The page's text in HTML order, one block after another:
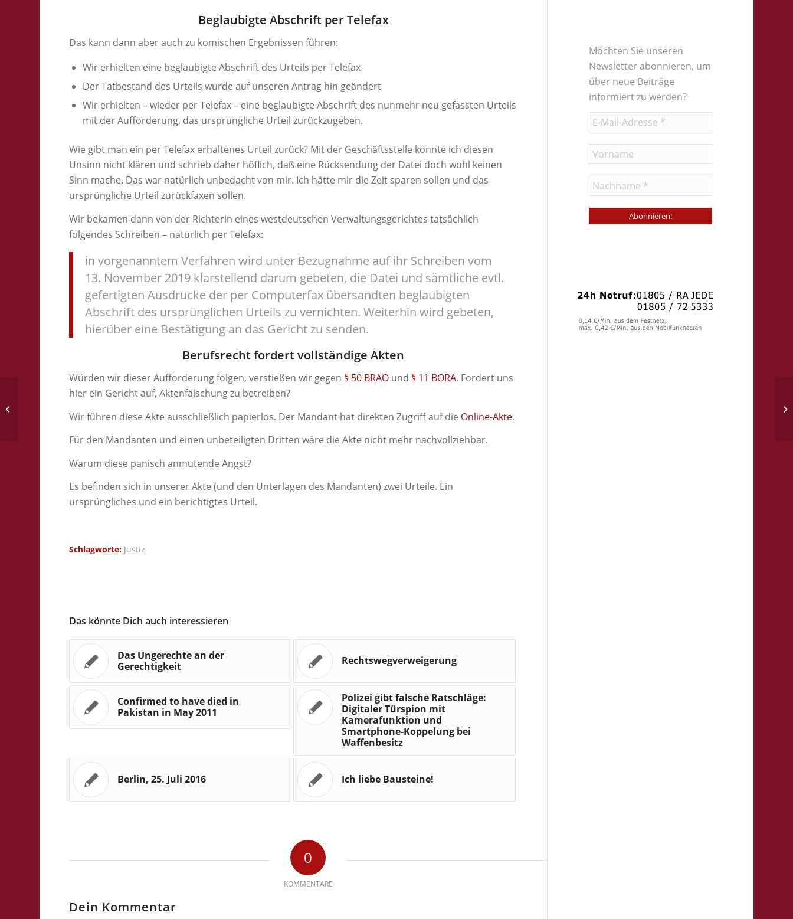
Beglaubigte Abschrift per Telefax
Das kann dann aber auch zu komischen Ergebnissen führen:
Wir erhielten eine beglaubigte Abschrift des Urteils per Telefax
Der Tatbestand des Urteils wurde auf unseren Antrag hin geändert
Wir erhielten – wieder per Telefax – eine beglaubigte Abschrift des nunmehr neu gefassten Urteils
mit der Aufforderung, das ursprüngliche Urteil zurückzugeben.
Wie gibt man ein per Telefax erhaltenes Urteil zurück? Mit der Geschäftsstelle konnte ich diesen
Unsinn nicht klären und schrieb daher höflich, daß eine Rücksendung der Datei doch wohl keinen
Sinn mache. Das war natürlich unbedacht von mir. Ich hätte mir die Zeit sparen sollen und das
ursprüngliche Urteil zurückfaxen sollen.
Wir bekamen dann von der Richterin eines westdeutschen Verwaltungsgerichtes tatsächlich
folgendes Schreiben – natürlich per Telefax:
in vorgenanntem Verfahren wird unter Bezugnahme auf ihr Schreiben vom
13. November 2019 klarstellend darum gebeten, die Datei und sämtliche evtl.
gefertigten Ausdrucke der per Computerfax übersandten beglaubigten
Abschrift des ursprünglichen Urteils zu vernichten. Weiterhin wird gebeten,
hierüber eine Bestätigung an das Gericht zu senden.
Berufsrecht fordertvollständige Akten
Würden wir dieser Aufforderung folgen, verstießen wir gegen § 50 BRAO und § 11 BORA. Fordert uns
hier ein Gericht auf, Aktenfälschung zu betreiben?
Wir führen diese Akte ausschließlich papierlos. Der Mandant hat direkten Zugriff auf die Online-Akte.
Für den Mandanten und einen unbeteiligten Dritten wäre die Akte nicht mehr nachvollziehbar.
Warum diese panisch anmutende Angst?
Es befinden sich in unserer Akte (und den Unterlagen des Mandanten) zwei Urteile. Ein
ursprüngliches und ein berichtigtes Urteil.
Schlagworte: Justiz
Das könnte Dich auch interessieren
Das Ungerechte an der
Gerechtigkeit
Rechtswegverweigerung
Confirmed to have died in
Pakistan in May 2011
Polizei gibt falsche Ratschläge:
Digitaler Türspion mit
Kamerafunktion und
Smartphone-Koppelung bei
Waffenbesitz
Berlin, 25. Juli 2016 Ich liebe Bausteine!
0
KOMMENTARE
Dein Kommentar
Möchten Sie unseren
Newsletter abonnieren, um
über neue Beiträge
informiert zu werden?